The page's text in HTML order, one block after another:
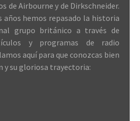
de Airbourne y de Dirkschneider.
hemos repasado la historia
grupo británico a través de
y programas de radio
aquí para que conozcas bien
y su gloriosa trayectoria: